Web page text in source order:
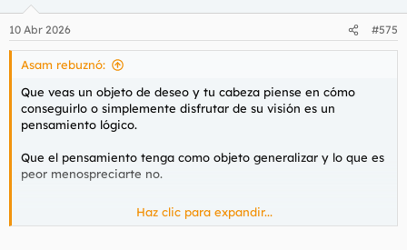
e
s
10 Abr 2026 #575
Asam rebuznó:
Que veas un objeto de deseo y tu cabeza piense en cómo
conseguirlo o simplemente disfrutar de su visión es un
pensamiento lógico.
Que el pensamiento tenga como objeto generalizar y lo que es
peor menospreciarte no.
Si, seguramente ese perfil de tia se sienta atraído por un perfil
Haz clic para expandir...